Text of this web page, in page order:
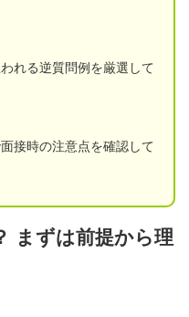
れる逆質問例を厳選して
接時の注意点を確認して
まずは前提から理